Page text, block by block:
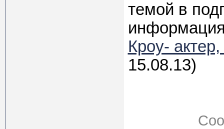
темой в
Кроу-
15.08.13)